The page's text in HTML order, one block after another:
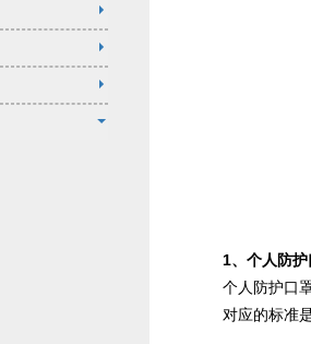
1、个人防
个人防护口
对应的标准